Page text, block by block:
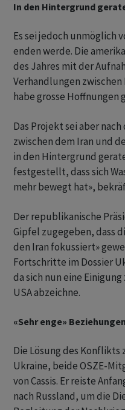
In den Hintergrund
Es sei jedoch unmöglich
enden werde. Die
des Jahres mit der
Verhandlungen zwischen
habe grosse Hoffnungen
Das Projekt sei aber
zwischen dem Iran und
in den Hintergrund
festgestellt, dass sich
mehr bewegt hat»,
Der republikanische
Gipfel zugegeben, dass
den Iran fokussiert»
Fortschritte im Dossier
da sich nun eine
USA abzeichne.
«Sehr enge» Beziehungen
Die Lösung des Konflikts
Ukraine, beide OSZE-
von Cassis. Er reiste
nach Russland, um die